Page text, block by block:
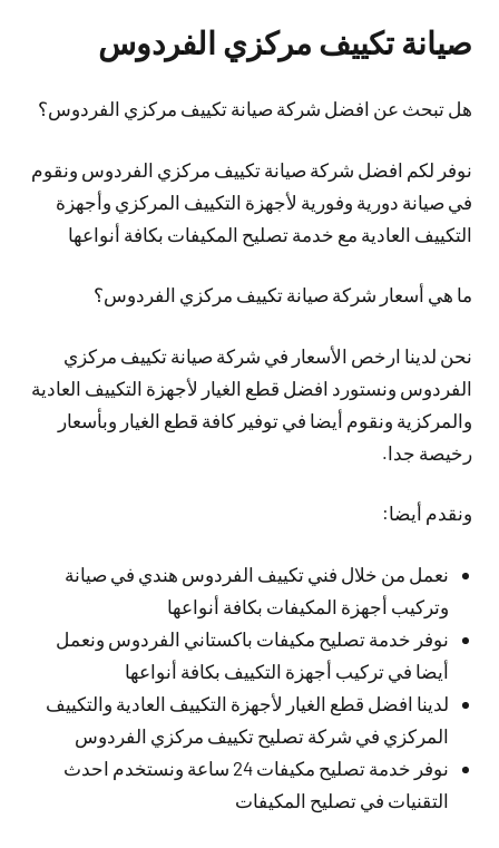
صيانة تكييف مركزي الفردوس
هل تبحث عن افضل شركة صيانة تكييف مركزي الفردوس؟
نوفر لكم افضل شركة صيانة تكييف مركزي الفردوس ونقوم
في صيانة دورية وفورية لأجهزة التكييف المركزي وأجهزة
التكييف العادية مع خدمة تصليح المكيفات بكافة أنواعها
ما هي أسعار شركة صيانة تكييف مركزي الفردوس؟
نحن لدينا ارخص الأسعار في شركة صيانة تكييف مركزي
الفردوس ونستورد افضل قطع الغيار لأجهزة التكييف العادية
والمركزية ونقوم أيضا في توفير كافة قطع الغيار وبأسعار
رخيصة جدا.
ونقدم أيضا:
نعمل من خلال فني تكييف الفردوس هندي في صيانة
وتركيب أجهزة المكيفات بكافة أنواعها
نوفر خدمة تصليح مكيفات باكستاني الفردوس ونعمل
أيضا في تركيب أجهزة التكييف بكافة أنواعها
لدينا افضل قطع الغيار لأجهزة التكييف العادية والتكييف
المركزي في شركة تصليح تكييف مركزي الفردوس
نوفر خدمة تصليح مكيفات 24 ساعة ونستخدم احدث
التقنيات في تصليح المكيفات